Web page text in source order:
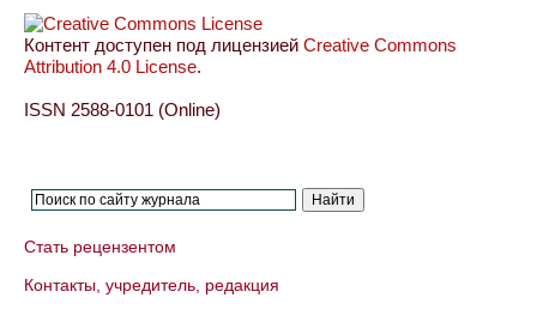
Контент доступен под лицензией Creative Commons
Attribution 4.0 License.
ISSN 2588-0101 (Online)
Стать рецензентом
Контакты, учредитель, редакция